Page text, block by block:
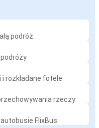
podróż
rozkładane fotele
rzeczy
FlixBus